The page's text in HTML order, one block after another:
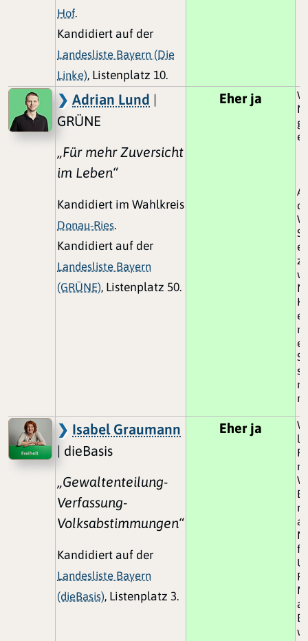
Hof.
Kandidiert auf der
Landesliste Bayern (Die
Linke), Listenplatz 10.
Adrian Lund |
GRÜNE
„Für mehr Zuversicht
im Leben“
Kandidiert im Wahlkreis
Donau-Ries.
Kandidiert auf der
Landesliste Bayern
(GRÜNE), Listenplatz 50.
Eher ja
Isabel Graumann
| dieBasis
„Gewaltenteilung-
Verfassung-
Volksabstimmungen“
Kandidiert auf der
Landesliste Bayern
(dieBasis), Listenplatz 3.
Eher ja